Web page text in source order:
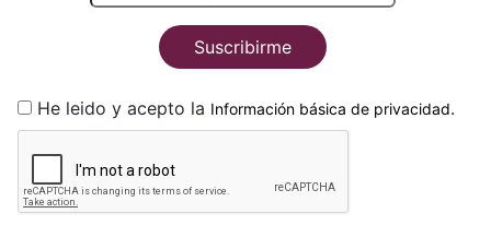
Suscribirme
He leido y acepto la Información básica de privacidad.